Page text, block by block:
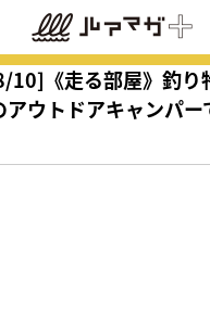
10]《走る部屋》釣り
アウトドアキャンパ